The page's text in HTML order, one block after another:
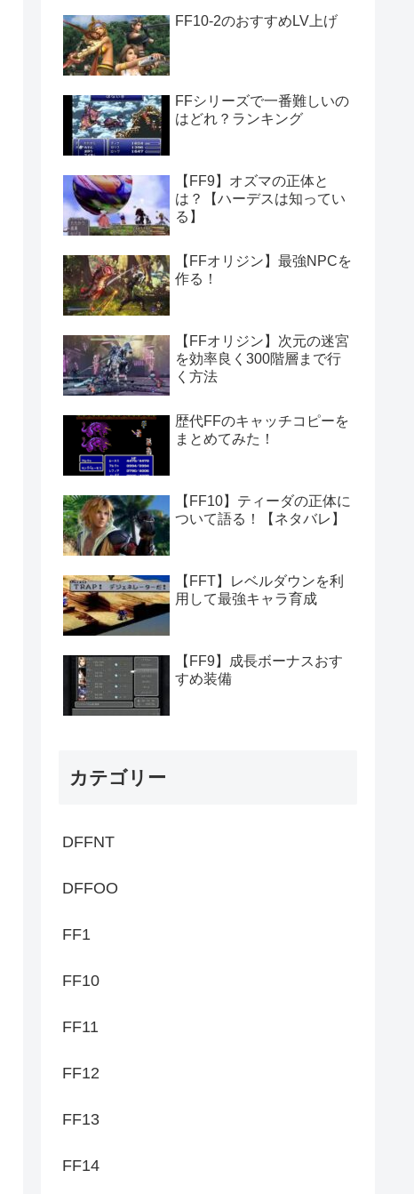
FF10-2のおすすめLV上げ
FFシリーズで一番難しいの
はどれ？ランキング
【FF9】オズマの正体と
は？【ハーデスは知ってい
る】
【FFオリジン】最強NPCを
作る！
【FFオリジン】次元の迷宮
を効率良く300階層まで行
く方法
歴代FFのキャッチコピーを
まとめてみた！
【FF10】ティーダの正体に
ついて語る！【ネタバレ】
【FFT】レベルダウンを利
用して最強キャラ育成
【FF9】成長ボーナスおす
すめ装備
カテゴリー
DFFNT
DFFOO
FF1
FF10
FF11
FF12
FF13
FF14